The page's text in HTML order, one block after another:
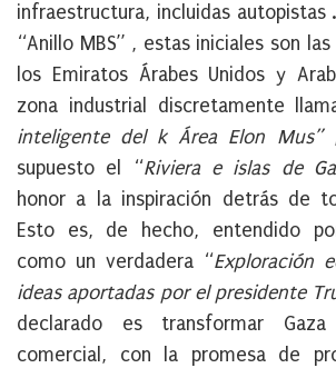
infraestructura, incluidas autopistas
“Anillo MBS” , estas iniciales son
los Emiratos Árabes Unidos y
zona industrial discretamente
inteligente del k Área Elon Mus”,
supuesto el “Riviera e islas de
honor a la inspiración detrás de
Esto es, de hecho, entendido
como un verdadera “Exploración
ideas aportadas por el presidente
declarado es transformar
comercial, con la promesa de